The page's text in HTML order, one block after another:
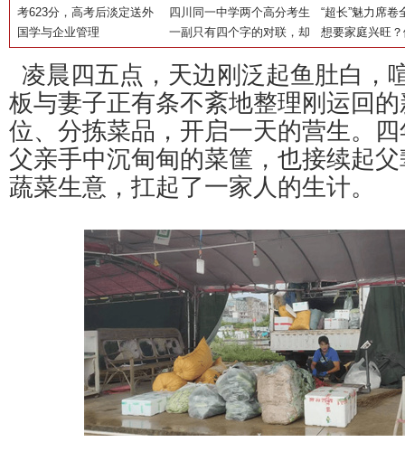
冻”了！我的命
务基层宣教活动走进昌平
天地助力消费升级
终成绩揭晓
考623分，高考后淡定送外
卖！小哥志愿填好了，还有
话要说
四川同一中学两个高分考生
都叫陈静怡：均已填报清华
大学
“超长”魅力席卷
长货箱全国联
国学与企业管理
一副只有四个字的对联，却
道出了中华孝道的智慧
想要家庭兴旺
好运不请自来！
凌晨四五点，天边刚泛起鱼肚白，
板与妻子正有条不紊地整理刚运回
位、分拣菜品，开启一天的营生。
父亲手中沉甸甸的菜筐，也接续起
蔬菜生意，扛起了一家人的生计。